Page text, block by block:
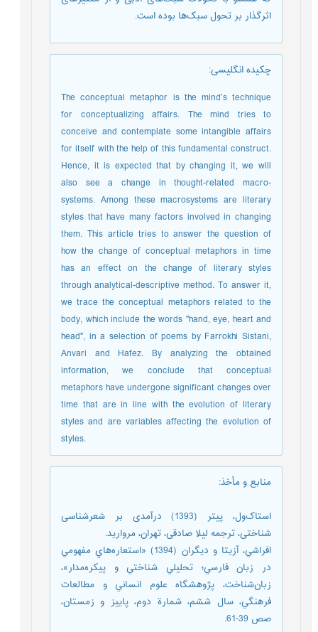
اثرگذار بر تحول سبک‌ها بوده ‌است.
چکیده انگلیسی:
The conceptual metaphor is the mind’s technique
for conceptualizing affairs. The mind tries to
conceive and contemplate some intangible affairs
for itself with the help of this fundamental construct.
Hence, it is expected that by changing it, we will
also see a change in thought-related macro-
systems. Among these macrosystems are literary
styles that have many factors involved in changing
them. This article tries to answer the question of
how the change of conceptual metaphors in time
has an effect on the change of literary styles
through analytical-descriptive method. To answer it,
we trace the conceptual metaphors related to the
body, which include the words "hand, eye, heart and
head", in a selection of poems by Farrokhi Sistani,
Anvari and Hafez. By analyzing the obtained
information, we conclude that conceptual
metaphors have undergone significant changes over
time that are in line with the evolution of literary
styles and are variables affecting the evolution of
styles.
منابع و مأخذ:
استاک‌ول، پیتر (1393) درآمدی بر شعرشناسی
شناختی، ترجمه لیلا صادقی، تهران، مروارید.
افراشي، آزيتا و دیگران (1394) «استعاره‌هاي مفهومي
در زبان فارسي؛ تحليلي شناختي و پيكره‌مدار»،
زبان‌شناخت، پژوهشگاه علوم انساني و مطالعات
فرهنگي، سال ششم، شمارة دوم، پاييز و زمستان،
صص 39-61.